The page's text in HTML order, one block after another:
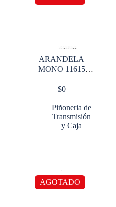
ARANDELA
MONO 11615
$0
Piñoneria de
Transmisión
y Caja
AGOTADO